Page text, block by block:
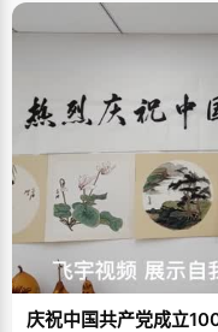
&quot; 小学的时候，曹飞学
开始，曹飞就不断的参加各
最后一年，曹飞发愤努力了
个成绩给了曹飞重重的一击
他甚至打电话给曹飞初中的
名到100多名，差别太大了
师的怀疑让曹飞感到一种从
命&quot;的学习，努力了一年之
无可奈何的选择，状元是意
这不是他的初衷，他原本想
华北大。但因为一次奥赛的
老师告诉我，我不能被保送
大哭了一场。&quot;说到这
疑。哭过，痛过之后，曹飞
不断参加数学竞赛的缘故，
庆祝中国共产党成立